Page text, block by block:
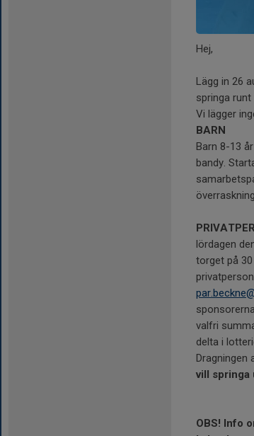
Hej,
Lägg in 26
springa
Vi lägger
BARN
Barn 8-13
bandy.
lördagen
torget på
valfri
delta i
Dragningen
vill springa
OBS! Info